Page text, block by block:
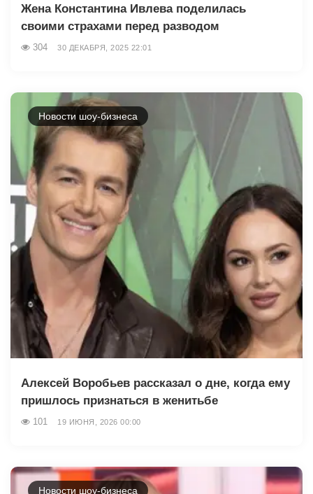
Жена Константина Ивлева поделилась
своими страхами перед разводом
304 30 ДЕКАБРЯ, 2025 22:01
Новости шоу-бизнеса
Алексей Воробьев рассказал о дне, когда ему
пришлось признаться в женитьбе
101 19 ИЮНЯ, 2026 00:00
Новости шоу-бизнеса